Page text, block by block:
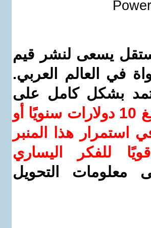
يسعى لنشر قيم
في العالم العربي.
بشكل كامل على
ساهم/ي معنا! بدعمكم بمبلغ 10 دولارات سنويًا أو
استمرار هذا المنبر
للفكر اليساري
معلومات التحويل